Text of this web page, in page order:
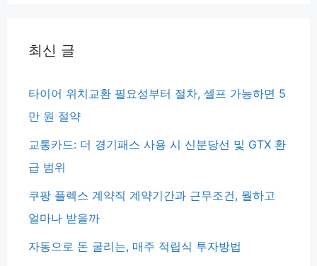
최신 글
타이어 위치교환 필요성부터 절차, 셀프 가능하면 5
만 원 절약
교통카드: 더 경기패스 사용 시 신분당선 및 GTX 환
급 범위
쿠팡 플렉스 계약직 계약기간과 근무조건, 뭘하고
얼마나 받을까
자동으로 돈 굴리는, 매주 적립식 투자방법